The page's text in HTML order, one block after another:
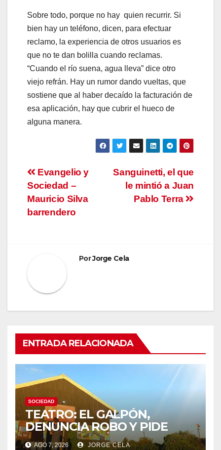
Sobre todo, porque no hay quien recurrir. Si
bien hay un teléfono, dicen, para efectuar
reclamo, la experiencia de otros usuarios es
que no te dan bolilla cuando reclamas.
“Cuando el río suena, agua lleva” dice otro
viejo refrán. Hay un rumor dando vueltas, que
sostiene que al haber decaído la facturación de
esa aplicación, hay que cubrir el hueco de
alguna manera.
Navegación
de
entradas
Sanguinetti, el que
le mintió a Juan
Pablo Terra
Evangelio y
Sociedad –
Mauricio Silva
barrendero
PorJorge Cela
ENTRADA RELACIONADA
SOCIEDAD
TEATRO: EL GALPÓN,
DENUNCIA ROBO Y PIDE
COLABORACIÓN
AGO 7, 2026 JORGE CELA